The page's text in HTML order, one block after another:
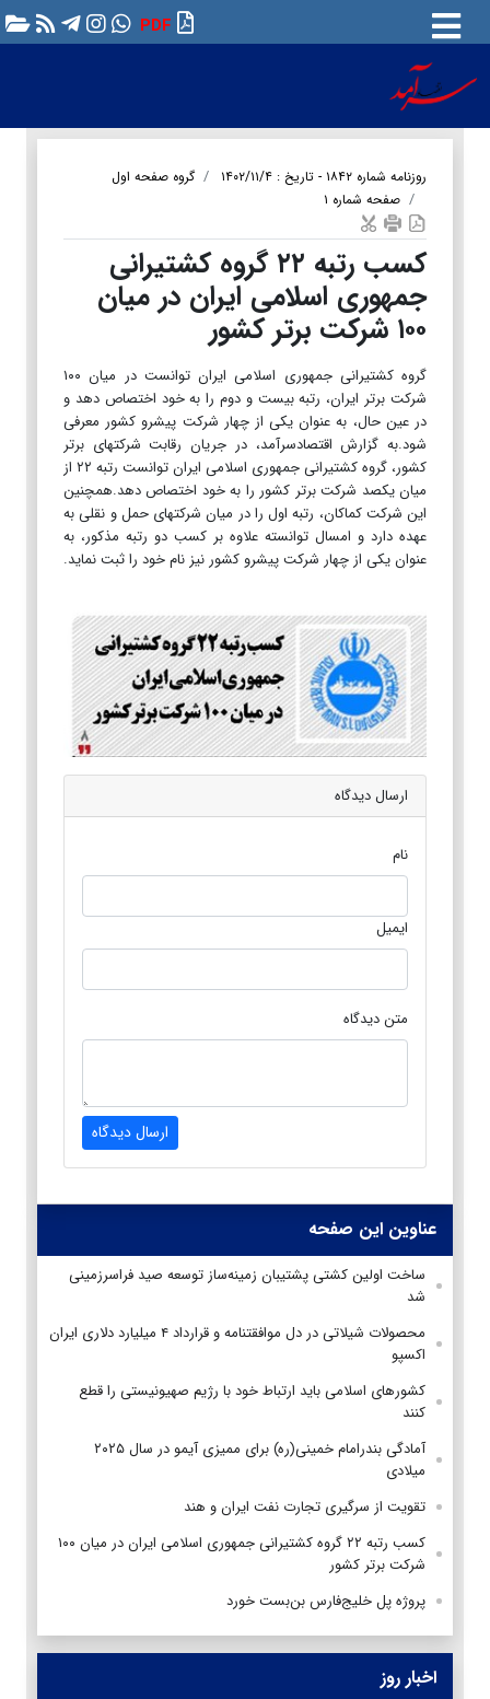
PDF
روزنامه شماره ۱۸۴۲ - تاریخ : ۱۴۰۲/۱۱/۴
گروه صفحه اول
صفحه شماره ۱
کسب رتبه ۲۲ گروه کشتیرانی
جمهوری اسلامی ایران در میان
۱۰۰ شرکت برتر کشور
گروه کشتیرانی جمهوری اسلامی ایران توانست در میان ۱۰۰
شرکت برتر ایران، رتبه بیست و دوم را به خود اختصاص دهد و
در عین حال، به عنوان یکی از چهار شرکت پیشرو کشور معرفی
شود.به گزارش اقتصادسرآمد، در جریان رقابت شرکت­های برتر
کشور، گروه کشتیرانی جمهوری اسلامی ایران توانست رتبه ۲۲ از
میان یکصد شرکت برتر کشور را به خود اختصاص دهد.همچنین
این شرکت کماکان، رتبه اول را در میان شرکت­های حمل و نقلی به
عهده دارد و امسال توانسته علاوه بر کسب دو رتبه مذکور، به
عنوان یکی از چهار شرکت پیشرو کشور نیز نام خود را ثبت نماید.
ارسال دیدگاه
نام
ایمیل
متن دیدگاه
ارسال دیدگاه
عناوین این صفحه
ساخت اولین کشتی پشتیبان زمینه‌ساز توسعه صید فراسرزمینی
شد
محصولات شیلاتی در دل موافقتنامه و قرارداد ۴ میلیارد دلاری ایران
اکسپو
کشورهای اسلامی باید ارتباط خود با رژیم صهیونیستی را قطع
کنند
آمادگی بندرامام خمینی(ره) برای ممیزی آیمو در سال ۲۰۲۵
میلادی
تقویت از سرگیری تجارت نفت ایران و هند
کسب رتبه ۲۲ گروه کشتیرانی جمهوری اسلامی ایران در میان ۱۰۰
شرکت برتر کشور
پروژه پل خلیج‌فارس بن‌بست خورد
اخبار روز